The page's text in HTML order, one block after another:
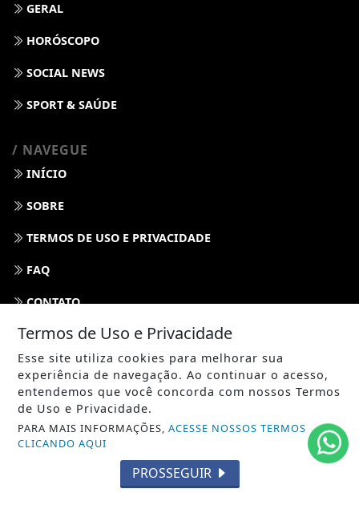
GERAL
HORÓSCOPO
SOCIAL NEWS
SPORT & SAÚDE
/ NAVEGUE
INÍCIO
SOBRE
TERMOS DE USO E PRIVACIDADE
FAQ
CONTATO
Termos de Uso e Privacidade
Esse site utiliza cookies para melhorar sua
experiência de navegação. Ao continuar o acesso,
entendemos que você concorda com nossos Termos
de Uso e Privacidade.
PARA MAIS INFORMAÇÕES,ACESSE NOSSOS TERMOS
CLICANDO AQUI
PROSSEGUIR